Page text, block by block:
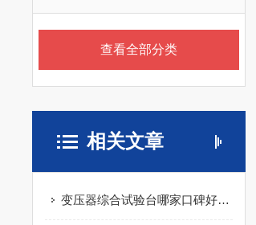
查看全部分类
相关文章
变压器综合试验台哪家口碑好，用户真实评价解析